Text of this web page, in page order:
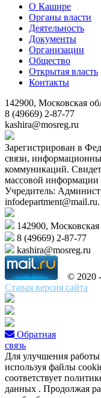
О Кашире
Органы власти
Деятельность
Документы
Организации
Общество
Открытая власть
Контакты
142900, Московская
8 (49669) 2-87-77
kashira@mosreg.ru
Зарегистрирован в
связи,
коммуникаций.
массовой
Учредитель:
infodepartment@mail.ru.
142900,
8 (49669) 2-87-77
kashira@mosreg.ru
© 2020
Старая версия сайта
Обратная
связь
Для улучшения
используя файлы
соответствует
данных . Продолжая